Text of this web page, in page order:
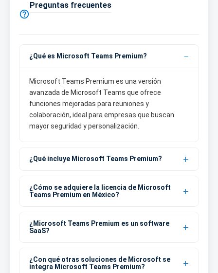

Preguntas frecuentes
¿Qué es Microsoft Teams Premium?
Microsoft Teams Premium es una versión
avanzada de Microsoft Teams que ofrece
funciones mejoradas para reuniones y
colaboración, ideal para empresas que buscan
mayor seguridad y personalización.
¿Qué incluye Microsoft Teams Premium?
¿Cómo se adquiere la licencia de Microsoft
Teams Premium en México?
¿Microsoft Teams Premium es un software
SaaS?
¿Con qué otras soluciones de Microsoft se
integra Microsoft Teams Premium?